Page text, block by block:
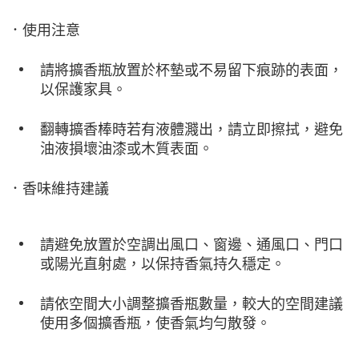
． 使用注意
請將擴香瓶放置於杯墊或不易留下痕跡的表面，
以保護家具。
翻轉擴香棒時若有液體濺出，請立即擦拭，避免
油液損壞油漆或木質表面。
． 香味維持建議
請避免放置於空調出風口、窗邊、通風口、門口
或陽光直射處，以保持香氣持久穩定。
請依空間大小調整擴香瓶數量，較大的空間建議
使用多個擴香瓶，使香氣均勻散發。